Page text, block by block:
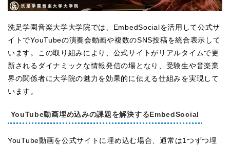
洗足学園音楽大学大学院では、EmbedSocialを活用して公式サ
イトでYouTubeの演奏会動画や複数のSNS投稿を統合表示して
います。この取り組みにより、公式サイトがリアルタイムで更
新されるダイナミックな情報発信の場となり、受験生や音楽業
界の関係者に大学院の魅力を効果的に伝える仕組みを実現して
います。
YouTube動画埋め込みの課題を解決するEmbedSocial
YouTube動画を公式サイトに埋め込む場合、通常は1つずつ埋